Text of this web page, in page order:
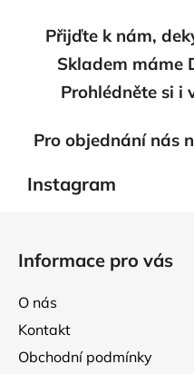
Přijďte k nám,
Skladem máme
Prohlédněte si i
Pro objednání nás
Instagram
Informace pro vás
O nás
Kontakt
Obchodní podmínky